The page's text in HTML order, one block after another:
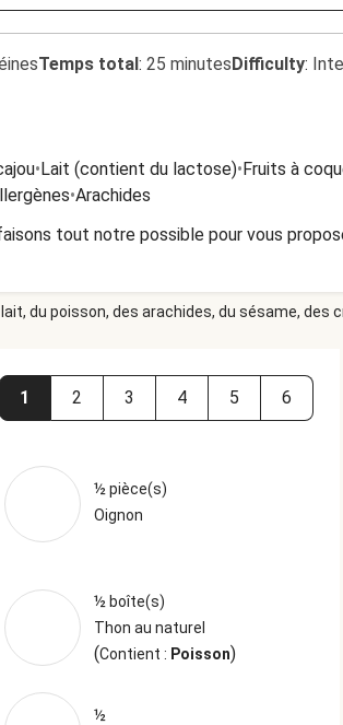
Temps total: 25 minutesDifficulty:
•Lait (contient du lactose)•Fruits à
•Arachides
tout notre possible pour vous
du poisson, des arachides, du sésame, des
1 2 3 4 5 6
½ pièce(s)
Oignon
½ boîte(s)
Thon au naturel
(Contient : Poisson)
½